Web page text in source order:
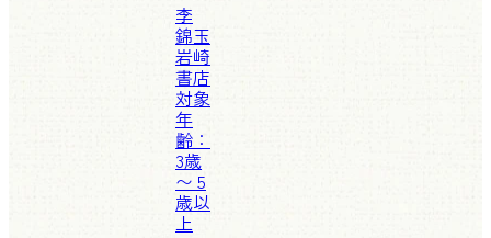
李
錦玉
岩崎
書店
対象
年
齢：
3歳
〜 5
歳以
上